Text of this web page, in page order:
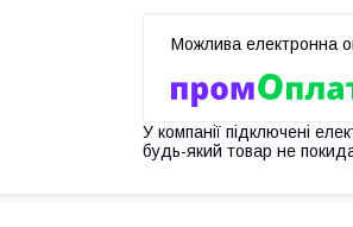
У компанії підключені
будь-який товар не